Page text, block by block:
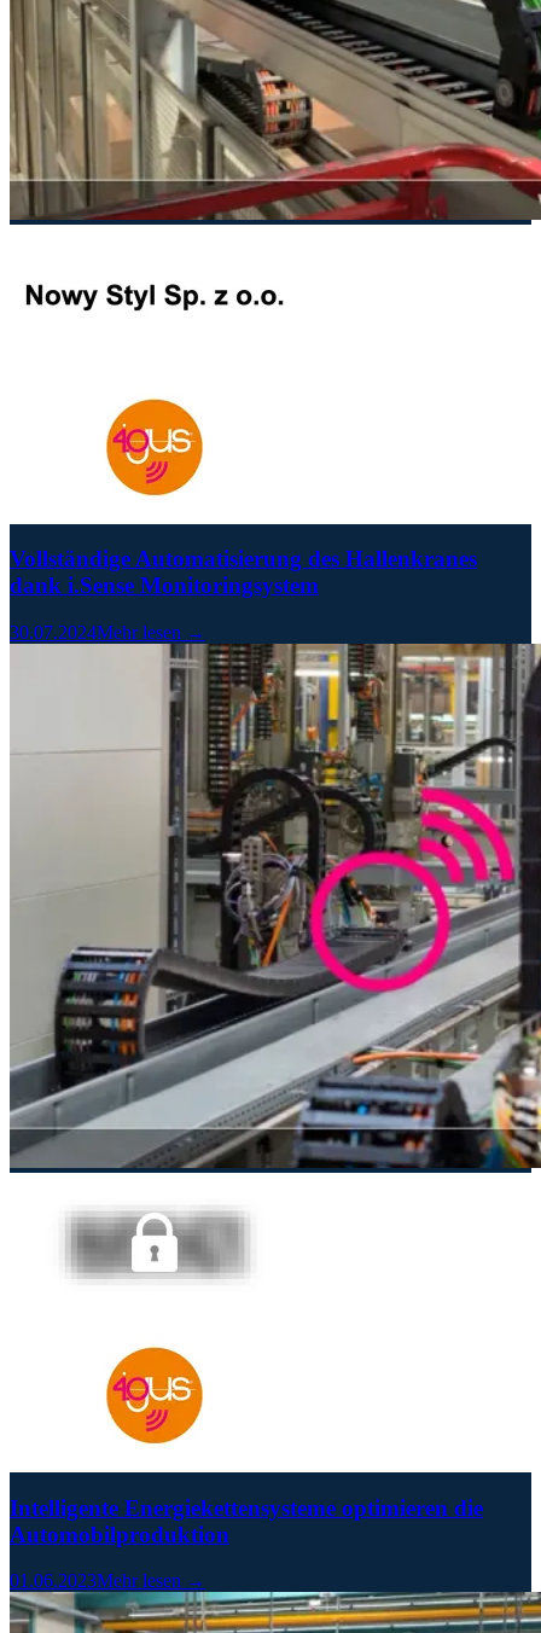
Vollständige Automatisierung des Hallenkranes
dank i.Sense Monitoringsystem
30.07.2024Mehr lesen →
Intelligente Energiekettensysteme optimieren die
Automobilproduktion
01.06.2023Mehr lesen →